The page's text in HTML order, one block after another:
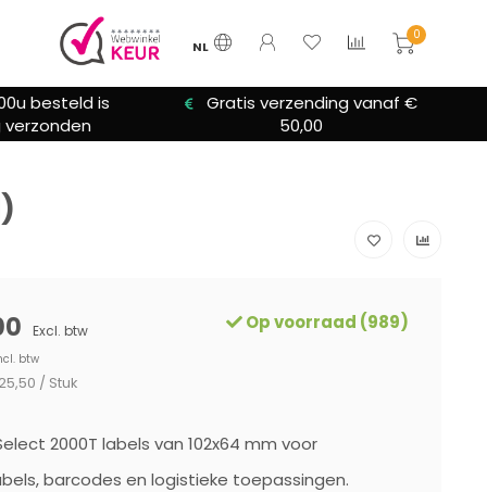
NL
0
vanaf €
We bieden altijd hulp bij
installatie
Excl. btw
btw
Op voorraad (989)
/ Stuk
2000T labels van 102x64 mm voor
barcodes en logistieke toepassingen.